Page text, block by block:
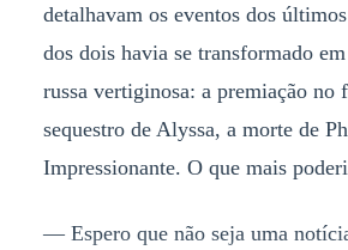
detalhavam os eventos dos
dos dois havia se transformado
russa vertiginosa: a premiação no
sequestro de Alyssa, a morte de
Impressionante. O que mais
— Espero que não seja uma